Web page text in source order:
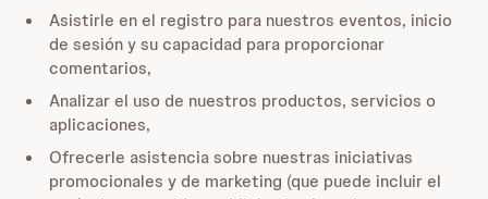
Asistirle en el registro para nuestros eventos, inicio
de sesión y su capacidad para proporcionar
comentarios,
Analizar el uso de nuestros productos, servicios o
aplicaciones,
Ofrecerle asistencia sobre nuestras iniciativas
promocionales y de marketing (que puede incluir el